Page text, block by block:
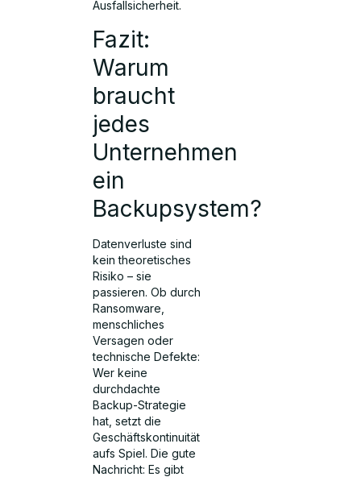
Ausfallsicherheit.
Fazit:
Warum
braucht
jedes
Unternehmen
ein
Backupsystem?
Datenverluste sind
kein theoretisches
Risiko – sie
passieren. Ob durch
Ransomware,
menschliches
Versagen oder
technische Defekte:
Wer keine
durchdachte
Backup-Strategie
hat, setzt die
Geschäftskontinuität
aufs Spiel. Die gute
Nachricht: Es gibt